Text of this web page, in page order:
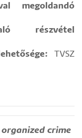
megoldandó
részvétel
TVSZ
crime